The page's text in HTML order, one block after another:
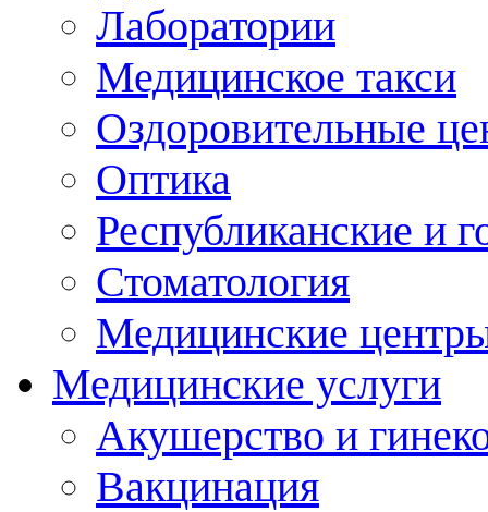
Лаборатории
Медицинское такси
Оздоровительные
Оптика
Республиканские и
Стоматология
Медицинские
Медицинские услуги
Акушерство и
Вакцинация